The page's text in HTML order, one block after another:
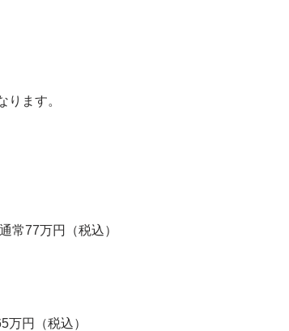
ます。
77万円（税込）
円（税込）